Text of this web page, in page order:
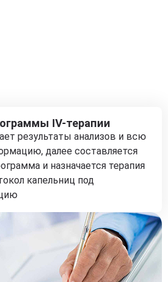
IV-терапии
результаты анализов и всю
далее составляется
и назначается терапия
капельниц под